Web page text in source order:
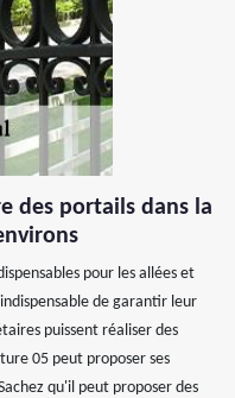
des portails dans la
pour les allées et
de garantir leur
puissent réaliser des
05 peut proposer ses
qu'il peut proposer des